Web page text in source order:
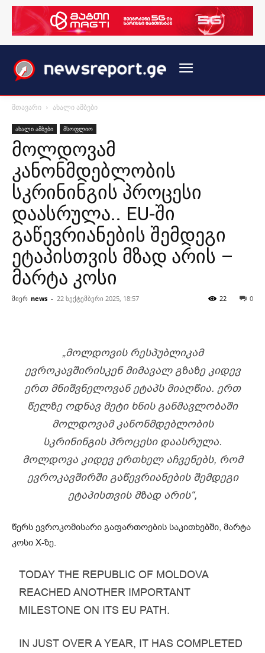
მთავარი ახალი ამბები
ახალი ამბები მსოფლიო
მოლდოვამ
კანონმდებლობის
სკრინინგის პროცესი
დაასრულა.. EU-ში
გაწევრიანების შემდეგი
ეტაპისთვის მზად არის –
მარტა კოსი
მიერ news - 22 სექტემბერი 2025, 18:57 0
22
„ᲛᲝᲚᲓᲝᲕᲘᲡ ᲠᲔᲡᲞᲣᲑᲚᲘᲙᲐᲛ
ᲔᲕᲠᲝᲙᲐᲕᲨᲘᲠᲘᲡᲙᲔᲜ ᲛᲘᲛᲐᲕᲐᲚ ᲒᲖᲐᲖᲔ ᲙᲘᲓᲔᲕ
ᲔᲠᲗ ᲛᲜᲘᲨᲕᲜᲔᲚᲝᲕᲐᲜ ᲔᲢᲐᲞᲡ ᲛᲘᲐᲦᲬᲘᲐ. ᲔᲠᲗ
ᲬᲔᲚᲖᲔ ᲝᲓᲜᲐᲕ ᲛᲔᲢᲘ ᲮᲜᲘᲡ ᲒᲐᲜᲛᲐᲕᲚᲝᲑᲐᲨᲘ
ᲛᲝᲚᲓᲝᲕᲐᲛ ᲙᲐᲜᲝᲜᲛᲓᲔᲑᲚᲝᲑᲘᲡ
ᲡᲙᲠᲘᲜᲘᲜᲒᲘᲡ ᲞᲠᲝᲪᲔᲡᲘ ᲓᲐᲐᲡᲠᲣᲚᲐ.
ᲛᲝᲚᲓᲝᲕᲐ ᲙᲘᲓᲔᲕ ᲔᲠᲗᲮᲔᲚ ᲐᲩᲕᲔᲜᲔᲑᲡ, ᲠᲝᲛ
ᲔᲕᲠᲝᲙᲐᲕᲨᲘᲠᲨᲘ ᲒᲐᲬᲔᲕᲠᲘᲐᲜᲔᲑᲘᲡ ᲨᲔᲛᲓᲔᲒᲘ
ᲔᲢᲐᲞᲘᲡᲗᲕᲘᲡ ᲛᲖᲐᲓ ᲐᲠᲘᲡ“,
წერს ევროკომისარი გაფართოების საკითხებში, მარტა
კოსი X-ზე.
TODAY THE REPUBLIC OF MOLDOVA
REACHED ANOTHER IMPORTANT
MILESTONE ON ITS EU PATH.
IN JUST OVER A YEAR, IT HAS COMPLETED